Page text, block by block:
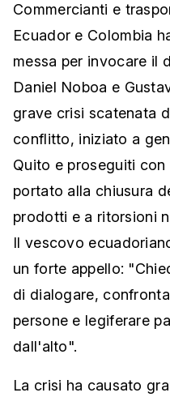
Commercianti e
Ecuador e Colombia
messa per invocare il
Daniel Noboa e
grave crisi scatenata
conflitto, iniziato a
Quito e proseguiti
portato alla chiusura
prodotti e a ritorsioni
Il vescovo
un forte appello:
di dialogare,
persone e legiferare
dall'alto".
La crisi ha causato